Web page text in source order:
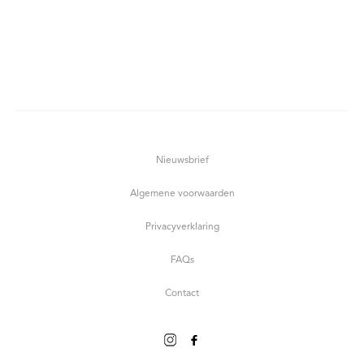
Nieuwsbrief
Algemene voorwaarden
Privacyverklaring
FAQs
Contact